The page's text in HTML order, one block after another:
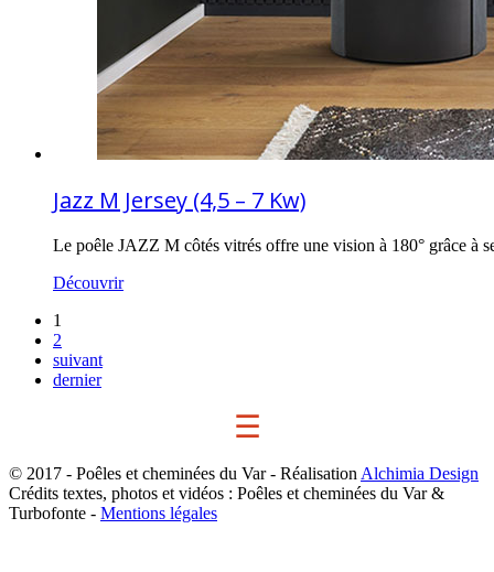
Jazz M Jersey (4,5 – 7 Kw)
Le poêle JAZZ M côtés vitrés offre une vision à 180° grâce à
Découvrir
1
2
suivant
dernier
☰
© 2017 - Poêles et cheminées du Var - Réalisation Alchimia Design
Crédits textes, photos et vidéos : Poêles et cheminées du Var &
Turbofonte - Mentions légales